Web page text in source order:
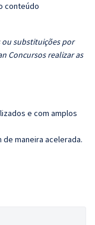
conteúdo
ou substituições por
Concursos realizar as
e com amplos
maneira acelerada.